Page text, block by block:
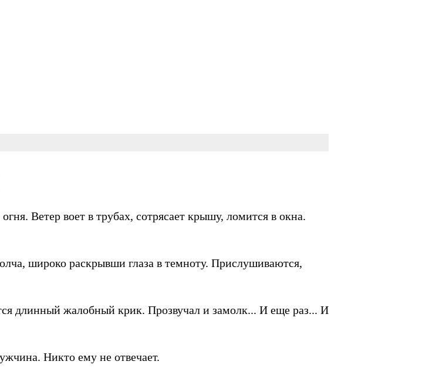
Ветер воет в трубах, сотрясает крышу, ломится в окна.
широко раскрывши глаза в темноту. Прислушиваются,
длинный жалобный крик. Прозвучал и замолк... И еще раз... И
Никто ему не отвечает.